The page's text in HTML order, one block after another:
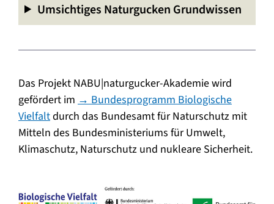
Umsichtiges Naturgucken Grundwissen
Das Projekt NABU|naturgucker-Akademie wird
gefördert im → Bundesprogramm Biologische
Vielfaltdurch das Bundesamt für Naturschutz mit
Mitteln des Bundesministeriums für Umwelt,
Klimaschutz, Naturschutz und nukleare Sicherheit.